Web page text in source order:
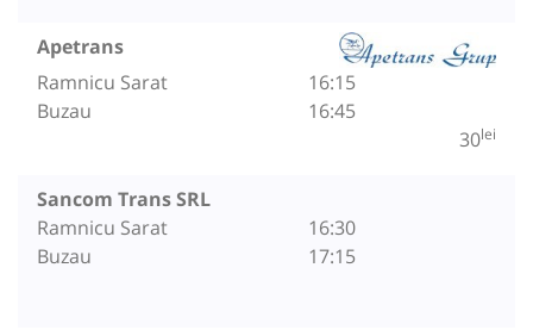
Apetrans
Ramnicu Sarat
Buzau
16:15
16:45
30lei
Sancom Trans SRL
Ramnicu Sarat
Buzau
16:30
17:15